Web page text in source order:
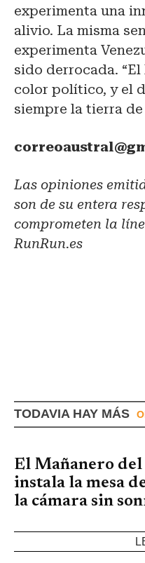
experimenta una
alivio. La misma
experimenta
sido derrocada.
color político, y el
siempre la tierra
Las opiniones
son de su entera
comprometen la
RunRun.es
TODAVIA HAY MÁS
El Mañanero del
instala la mesa
la cámara sin